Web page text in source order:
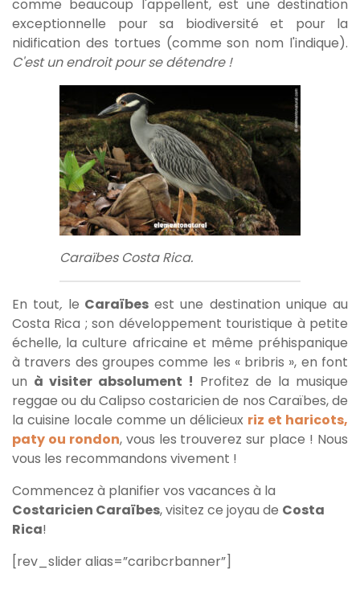
comme beaucoup l'appellent, est une destination
exceptionnelle pour sa biodiversité et pour la
nidification des tortues (comme son nom l'indique).
C'est un endroit pour se détendre !
Caraïbes Costa Rica.
En tout, le Caraïbesest une destination unique au
Costa Rica ; son développement touristique à petite
échelle, la culture africaine et même préhispanique
à travers des groupes comme les « bribris », en font
un à visiter absolument ! Profitez de la musique
reggae ou du Calipso costaricien de nos Caraïbes, de
la cuisine locale comme un délicieux riz et haricots,
paty ou rondon, vous les trouverez sur place ! Nous
vous les recommandons vivement !
Commencez à planifier vos vacances à la
Costaricien Caraïbes, visitez ce joyau de Costa
Rica!
[rev_slider alias=”caribcrbanner”]